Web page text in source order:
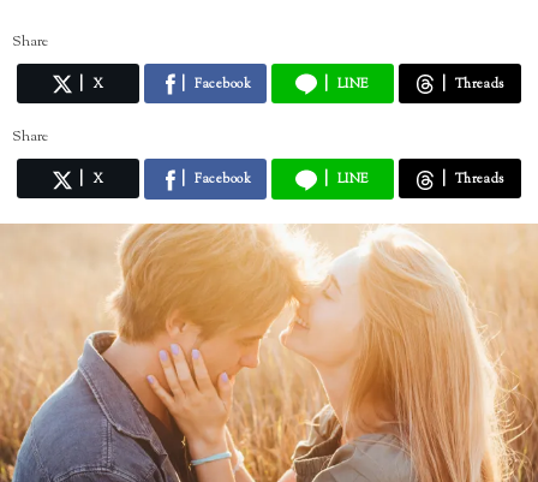
Share
X Facebook LINE Threads
Share
X Facebook LINE Threads